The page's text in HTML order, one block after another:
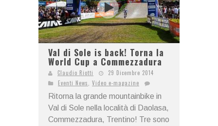
Val di Sole is back! Torna la
World Cup a Commezzadura
Claudio Riotti
29 Dicembre 2014
Eventi News
Video e-magazine
Ritorna la grande mountainbike in
Val di Sole nella località di Daolasa,
Commezzadura, Trentino! Tre sono